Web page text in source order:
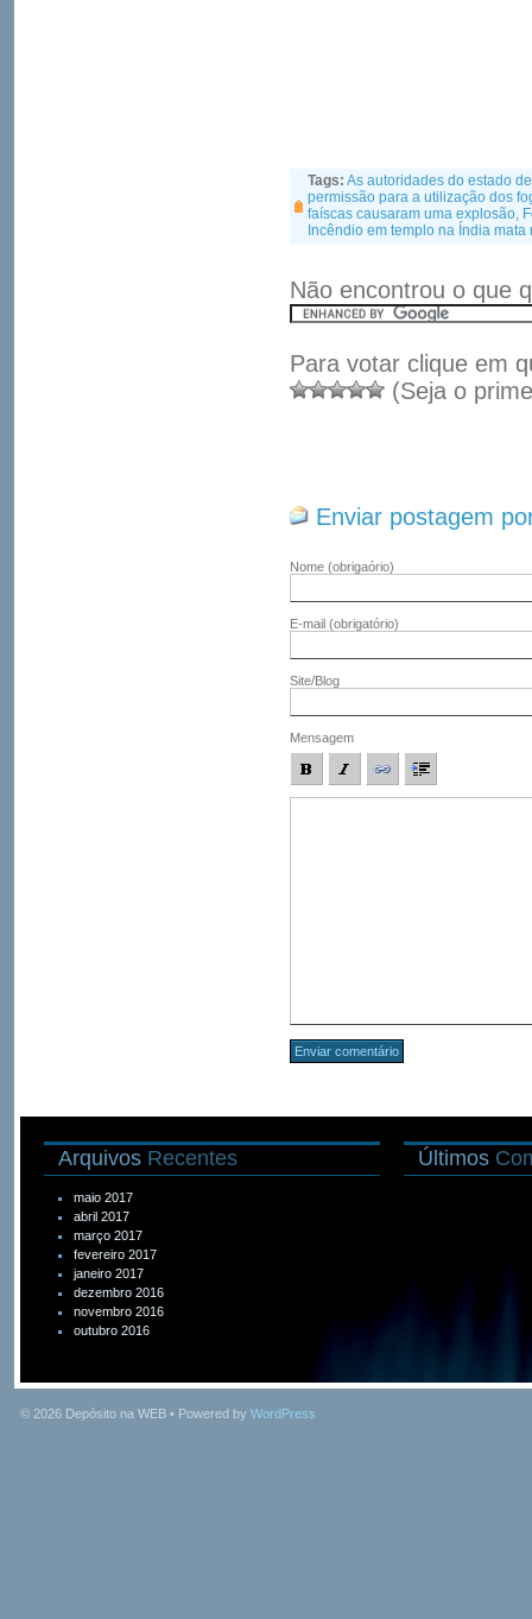
Tags: As autoridades do estado
permissão para a utilização dos
faíscas causaram uma explosão,
Incêndio em templo na Índia mata
Não encontrou o que
Para votar clique em
(Seja o
Enviar postagem
Nome (obrigaório)
E-mail (obrigatório)
Site/Blog
Mensagem
Arquivos Recentes
maio 2017
abril 2017
março 2017
fevereiro 2017
janeiro 2017
dezembro 2016
novembro 2016
outubro 2016
Últimos
© 2026 Depósito na WEB • Powered by WordPress